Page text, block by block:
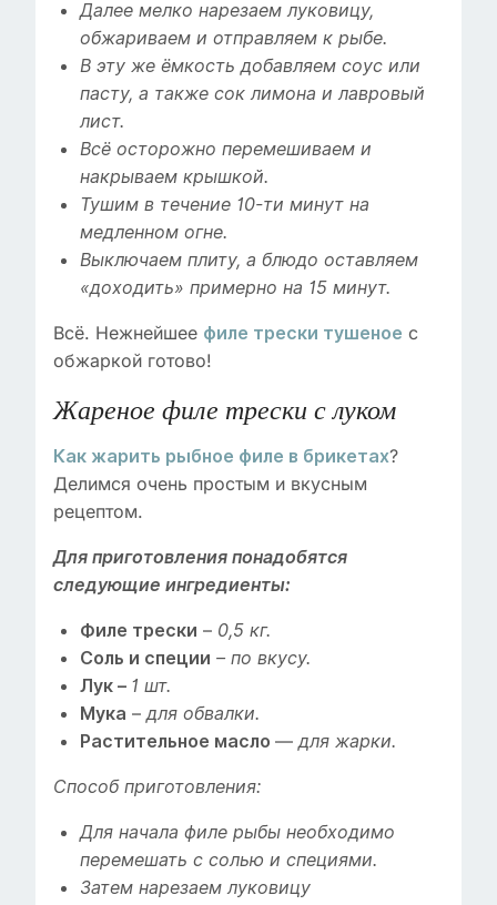
Далее мелко нарезаем луковицу,
обжариваем и отправляем к рыбе.
В эту же ёмкость добавляем соус или
пасту, а также сок лимона и лавровый
лист.
Всё осторожно перемешиваем и
накрываем крышкой.
Тушим в течение 10-ти минут на
медленном огне.
Выключаем плиту, а блюдо оставляем
«доходить» примерно на 15 минут.
Всё. Нежнейшее филе трески тушеное с
обжаркой готово!
Жареное филе трески с луком
Как жарить рыбное филе в брикетах?
Делимся очень простым и вкусным
рецептом.
Для приготовления понадобятся
следующие ингредиенты:
Филе трески – 0,5 кг.
Соль и специи – по вкусу.
Лук – 1 шт.
Мука –для обвалки.
Растительное масло —для жарки.
Способ приготовления:
Для начала филе рыбы необходимо
перемешать с солью и специями.
Затем нарезаем луковицу